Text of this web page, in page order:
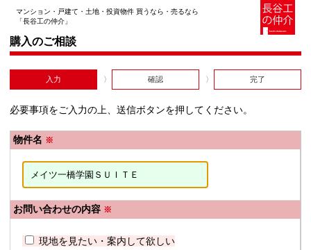
マンション・戸建て・土地・投資物件 買うなら・売るなら
「長谷工の仲介」
購入のご相談
入力 確認 完了
必要事項をご入力の上、送信ボタンを押してください。
物件名 ※
お問い合わせの内容 ※
現地を見たい・案内して欲しい